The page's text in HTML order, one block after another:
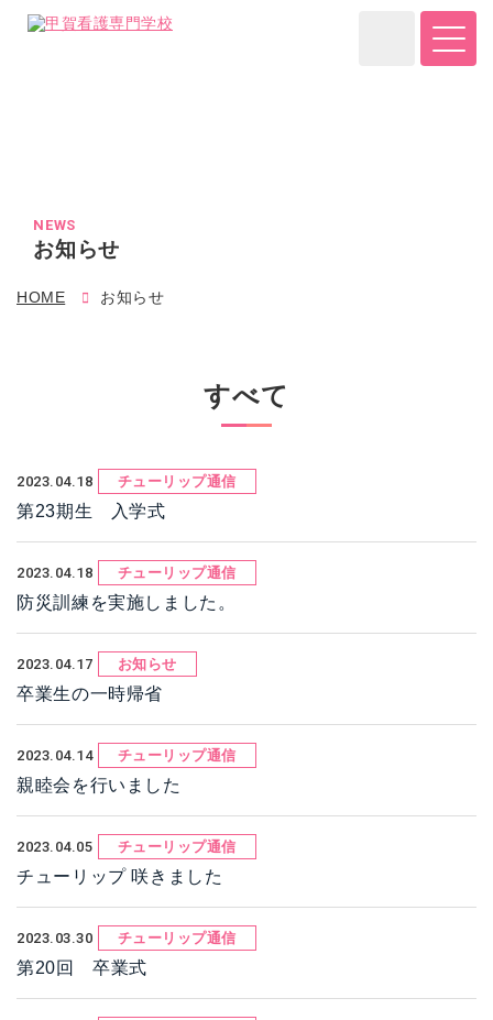
NEWS
お知らせ
HOME お知らせ
すべて
2023.04.18 チューリップ通信
第23期生 入学式
2023.04.18 チューリップ通信
防災訓練を実施しました。
2023.04.17 お知らせ
卒業生の一時帰省
2023.04.14 チューリップ通信
親睦会を行いました
2023.04.05 チューリップ通信
チューリップ 咲きました
2023.03.30 チューリップ通信
第20回 卒業式